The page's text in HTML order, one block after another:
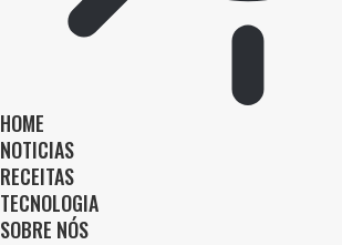
HOME
NOTICIAS
RECEITAS
TECNOLOGIA
SOBRE NÓS